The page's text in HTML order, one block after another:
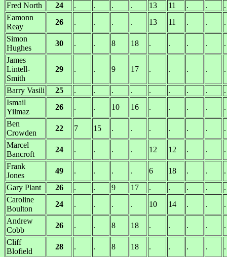
Fred North
24 . . . . 13 11 . .
.
Eamonn
Reay
26 . . . . 13 11 . .
.
Simon
Hughes
30 . . 8 18 . . . .
.
James
Lintell-
Smith
29 . . 9 17 . . . . .
Barry Vasili 25 . . . . . . . .
.
Ismail
Yilmaz
26 . . 10 16 . . . .
.
Ben
Crowden
22 7 15 . . . . . .
.
Marcel
Bancroft
24 . . . . 12 12 . .
.
Frank
Jones
49 . . . . 6 18 . .
.
Gary Plant
26 . . 9 17 . . . .
.
Caroline
Boulton
24 . . . . 10 14 . .
.
Andrew
Cobb
26 . . 8 18 . . . .
.
Cliff
Blofield
28 . . 8 18 . . . .
.